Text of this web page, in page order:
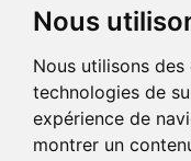
Nous
Nous utilisons
technologies de
expérience de
montrer un